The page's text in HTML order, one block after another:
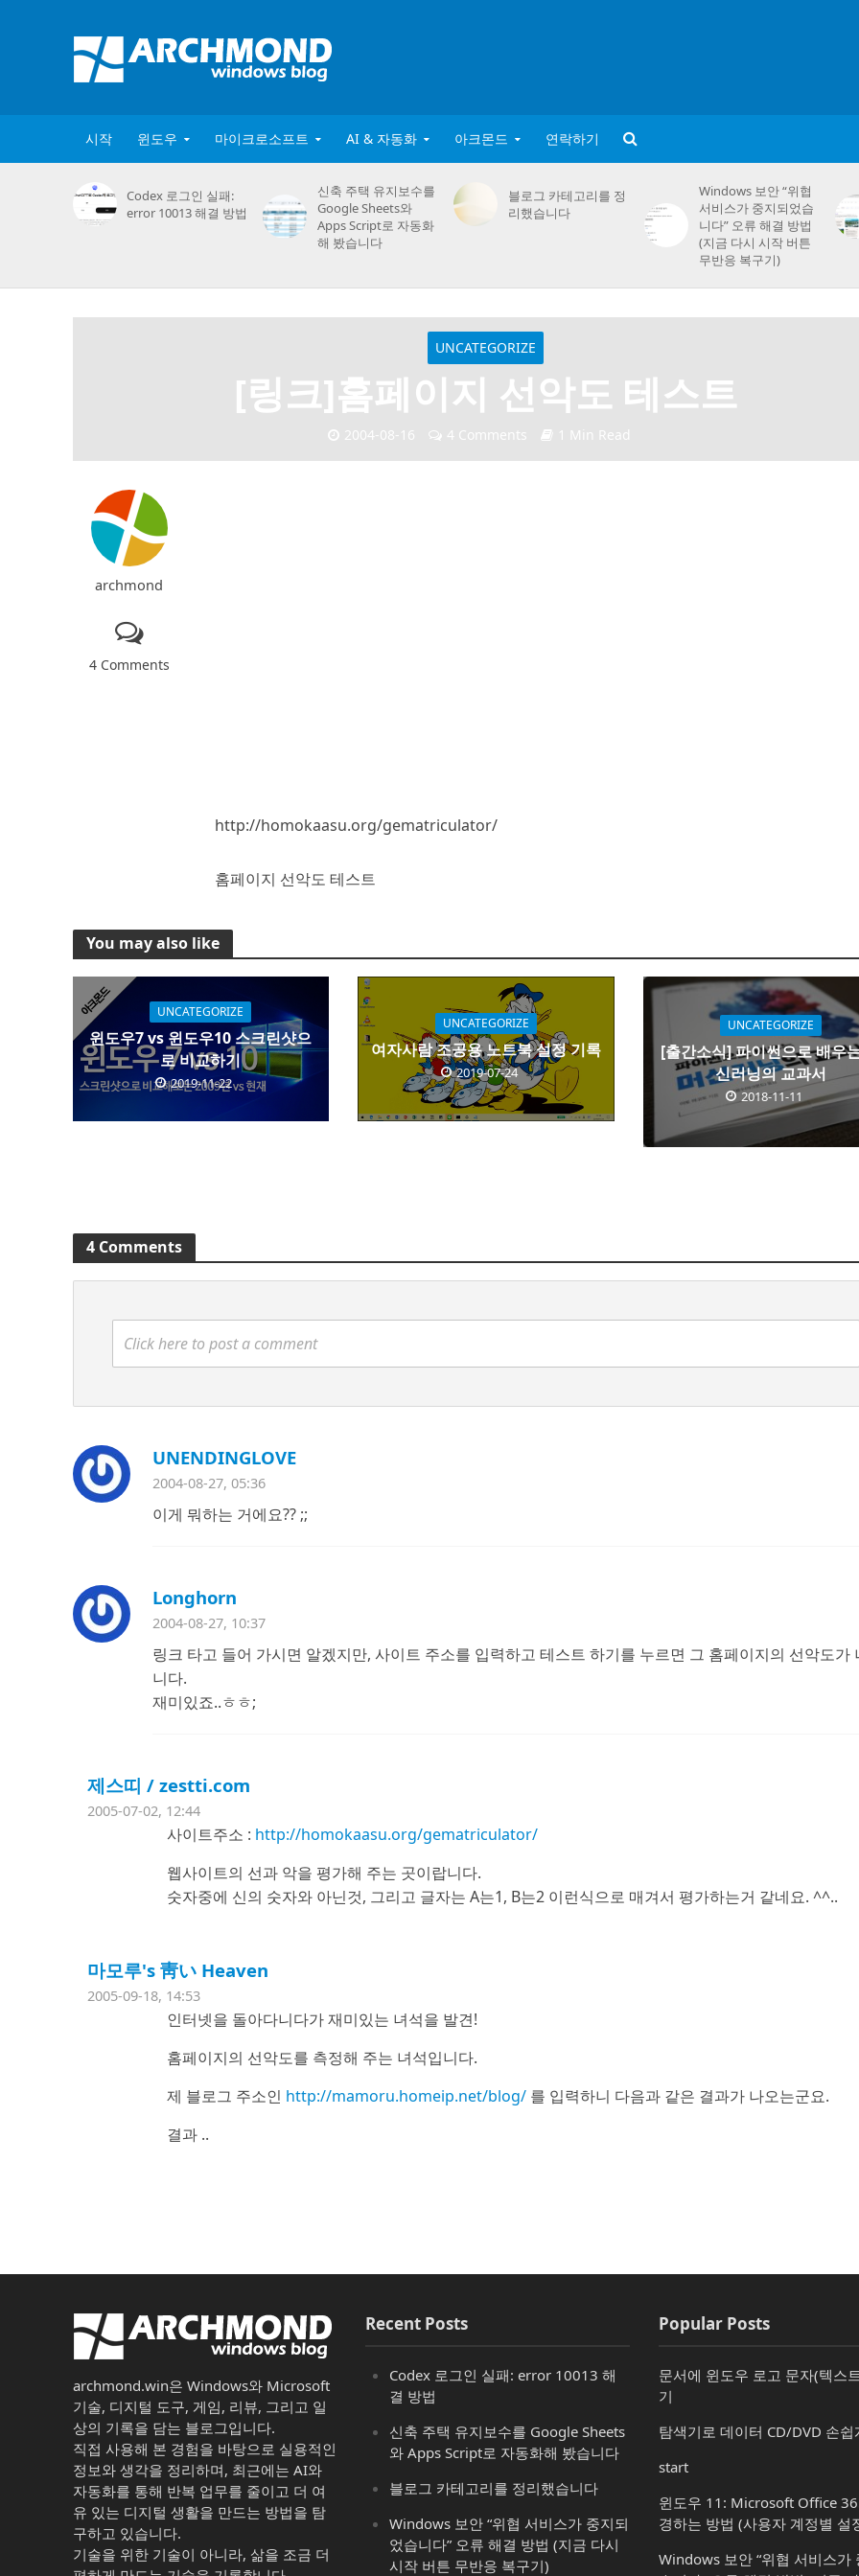
시작 윈도우 마이크로소프트 AI & 자동화 아크몬드 연락하기
Codex 로그인 실패:
error 10013 해결 방법
신축 주택 유지보수를
Google Sheets와
Apps Script로 자동화
해 봤습니다
블로그 카테고리를 정
리했습니다
Windows 보안 “위협
서비스가 중지되었습
니다” 오류 해결 방법
(지금 다시 시작 버튼
무반응 복구기)
UNCATEGORIZE
[링크]홈페이지 선악도 테스트
2004-08-16 4 Comments 1 Min Read
archmond
4 Comments
http://homokaasu.org/gematriculator/
홈페이지 선악도 테스트
You may also like
UNCATEGORIZE
윈도우7 vs 윈도우10 스크린샷으
로 비교하기
2019-11-22
UNCATEGORIZE
여자사람 조공용 노트북 설정 기록
2019-07-24
UNCATEGORIZE
[출간소식] 파이썬으로 배우
신러닝의 교과서
2018-11-11
4 Comments
Click here to post a comment
UNENDINGLOVE
2004-08-27, 05:36
이게 뭐하는 거에요?? ;;
Longhorn
2004-08-27, 10:37
링크 타고 들어 가시면 알겠지만, 사이트 주소를 입력하고 테스트 하기를 누르면 그 홈페이지의 선악도가
니다.
재미있죠..ㅎㅎ;
제스띠 / zestti.com
2005-07-02, 12:44
사이트주소 : http://homokaasu.org/gematriculator/
웹사이트의 선과 악을 평가해 주는 곳이랍니다.
숫자중에 신의 숫자와 아닌것, 그리고 글자는 A는1, B는2 이런식으로 매겨서 평가하는거 같네요. ^^..
마모루's 靑い Heaven
2005-09-18, 14:53
인터넷을 돌아다니다가 재미있는 녀석을 발견!
홈페이지의 선악도를 측정해 주는 녀석입니다.
제 블로그 주소인 http://mamoru.homeip.net/blog/를 입력하니 다음과 같은 결과가 나오는군요.
결과 ..
archmond.win은 Windows와 Microsoft
기술, 디지털 도구, 게임, 리뷰, 그리고 일
상의 기록을 담는 블로그입니다.
직접 사용해 본 경험을 바탕으로 실용적인
정보와 생각을 정리하며, 최근에는 AI와
자동화를 통해 반복 업무를 줄이고 더 여
유 있는 디지털 생활을 만드는 방법을 탐
구하고 있습니다.
기술을 위한 기술이 아니라, 삶을 조금 더
Recent Posts
Codex 로그인 실패: error 10013 해
결 방법
신축 주택 유지보수를 Google Sheets
와 Apps Script로 자동화해 봤습니다
블로그 카테고리를 정리했습니다
Windows 보안 “위협 서비스가 중지되
었습니다” 오류 해결 방법 (지금 다시
시작 버튼 무반응 복구기)
Popular Posts
문서에 윈도우 로고 문자(텍스
기
탐색기로 데이터 CD/DVD 손쉽
start
윈도우 11: Microsoft Office
경하는 방법 (사용자 계정별 설
Windows 보안 “위협 서비스가